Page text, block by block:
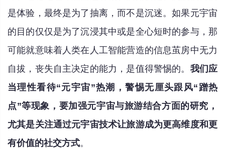
是体验，最终是为了抽离，而不是沉迷。如果元宇宙
的目的仅仅是为了沉浸其中或是全心短时的参与，那
可能就意味着人类在人工智能营造的信息茧房中无力
自拔，丧失自主决定的能力，是值得警惕的。 我们应
当理性看待“元宇宙”热潮，警惕无厘头跟风“蹭热
点”等现象，要加强元宇宙与旅游结合方面的研究，
尤其是关注通过元宇宙技术让旅游成为更高维度和更
有价值的社交方式。